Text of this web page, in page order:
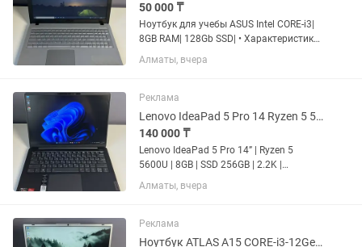
50 000 ₸
Ноутбук для учебы ASUS Intel CORE-i3|
8GB RAM| 128Gb SSD| • Характеристики
| Процессор: Intel CORE-i3-6100U
2.30Ghz | Память: ОЗУ/8 ГБ, SSD/128
Экран: 15.6...
Алматы, вчера
Реклама
Lenovo IdeaPad 5 Pro 14 Ryzen 5 5600U 8GB SSD 256GB 2.2K
140 000 ₸
Lenovo IdeaPad 5 Pro 14” | Ryzen 5
5600U | 8GB | SSD 256GB | 2.2K |
Мощный, компактный и стильный
ноутбук премиум-класса. Идеально
программирования, графических
задач и...
Алматы, вчера
Реклама
Ноутбук ATLAS A15 CORE-i3-12Gen 8GB RAM 256GB SSD Intel UHD